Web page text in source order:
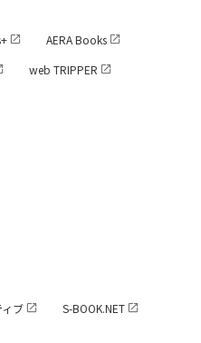
AERA Books
web TRIPPER
ブ S-BOOK.NET